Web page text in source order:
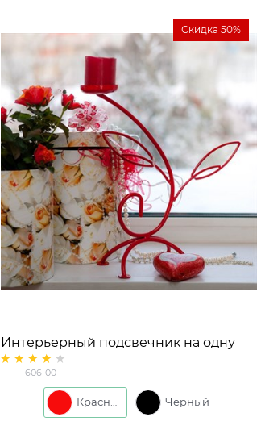
Интерьерный подсвечник на одну
свечу h=36см
606-00
Черный
Скидка 50%